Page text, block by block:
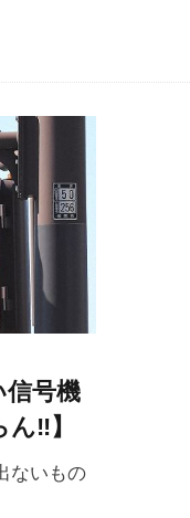
信号機
‼】
ないもの